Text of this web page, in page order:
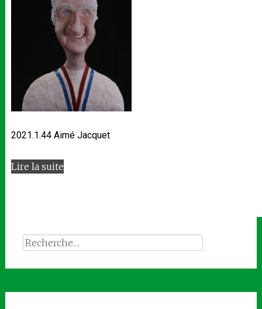
2021.1.44 Aimé Jacquet
Lire la suite
Rechercher :